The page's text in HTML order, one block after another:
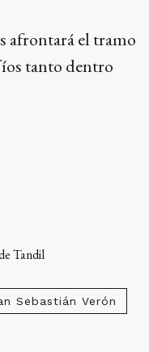
afrontará el tramo
tanto dentro
Tandil
Sebastián Verón